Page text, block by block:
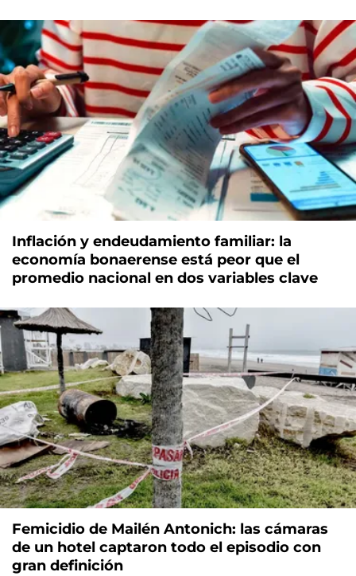
Inflación y endeudamiento familiar: la
economía bonaerense está peor que el
promedio nacional en dos variables clave
Femicidio de Mailén Antonich: las cámaras
de un hotel captaron todo el episodio con
gran definición